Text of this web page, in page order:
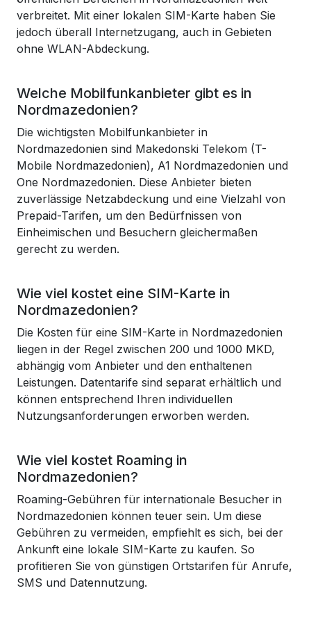
verbreitet. Mit einer lokalen SIM-Karte haben Sie
jedoch überall Internetzugang, auch in Gebieten
ohne WLAN-Abdeckung.
Welche Mobilfunkanbieter gibt es in
Nordmazedonien?
Die wichtigsten Mobilfunkanbieter in
Nordmazedonien sind Makedonski Telekom (T-
Mobile Nordmazedonien), A1 Nordmazedonien und
One Nordmazedonien. Diese Anbieter bieten
zuverlässige Netzabdeckung und eine Vielzahl von
Prepaid-Tarifen, um den Bedürfnissen von
Einheimischen und Besuchern gleichermaßen
gerecht zu werden.
Wie viel kostet eine SIM-Karte in
Nordmazedonien?
Die Kosten für eine SIM-Karte in Nordmazedonien
liegen in der Regel zwischen 200 und 1000 MKD,
abhängig vom Anbieter und den enthaltenen
Leistungen. Datentarife sind separat erhältlich und
können entsprechend Ihren individuellen
Nutzungsanforderungen erworben werden.
Wie viel kostet Roaming in
Nordmazedonien?
Roaming-Gebühren für internationale Besucher in
Nordmazedonien können teuer sein. Um diese
Gebühren zu vermeiden, empfiehlt es sich, bei der
Ankunft eine lokale SIM-Karte zu kaufen. So
profitieren Sie von günstigen Ortstarifen für Anrufe,
SMS und Datennutzung.